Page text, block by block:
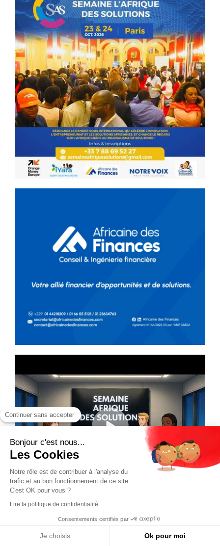
Continuer sans accepter
Bonjour c'est nous...
Les Cookies
Notre rôle est de contribuer à l'analyse du
trafic et au bon fonctionnement de ce site.
C'est OK pour vous ?
Lire la politique de confidentialité
Consentements certifiés par
Je choisis Ok pour moi